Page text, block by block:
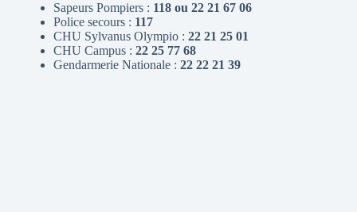
Sapeurs Pompiers : 118 ou 22 21 67 06
Police secours : 117
CHU Sylvanus Olympio : 22 21 25 01
CHU Campus : 22 25 77 68
Gendarmerie Nationale : 22 22 21 39